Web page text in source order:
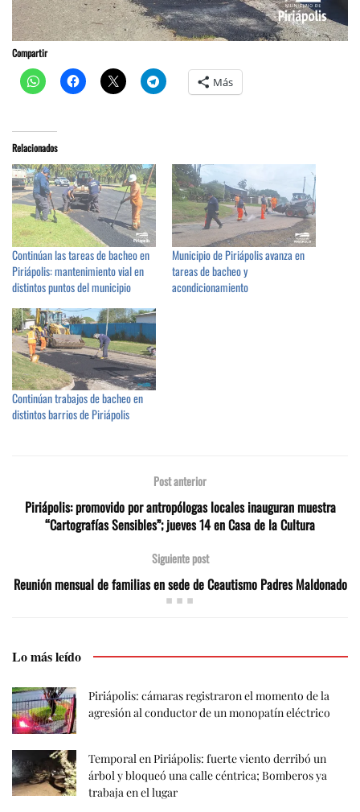
Compartir
Más
Relacionados
Continúan las tareas de bacheo en
Piriápolis: mantenimiento vial en
distintos puntos del municipio
Municipio de Piriápolis avanza en
tareas de bacheo y
acondicionamiento
Continúan trabajos de bacheo en
distintos barrios de Piriápolis
Post anterior
Piriápolis: promovido por antropólogas locales inauguran muestra
“Cartografías Sensibles”; jueves 14 en Casa de la Cultura
Siguiente post
Reunión mensual de familias en sede de Ceautismo Padres Maldonado
Lo más leído
Piriápolis: cámaras registraron el momento de la
agresión al conductor de un monopatín eléctrico
Temporal en Piriápolis: fuerte viento derribó un
árbol y bloqueó una calle céntrica; Bomberos ya
trabaja en el lugar